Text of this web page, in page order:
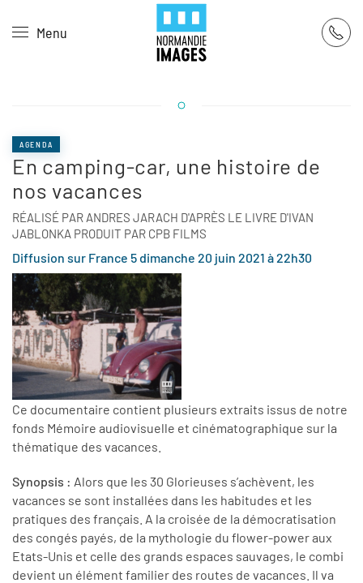
Skip to main content
Menu
AGENDA
En camping-car, une histoire de
nos vacances
RÉALISÉ PAR ANDRES JARACH D'APRÈS LE LIVRE D'IVAN
JABLONKA PRODUIT PAR CPB FILMS
Diffusion sur France 5 dimanche 20 juin 2021 à 22h30
Ce documentaire contient plusieurs extraits issus de notre
fonds Mémoire audiovisuelle et cinématographique sur la
thématique des vacances.
Synopsis : Alors que les 30 Glorieuses s’achèvent, les
vacances se sont installées dans les habitudes et les
pratiques des français. A la croisée de la démocratisation
des congés payés, de la mythologie du flower-power aux
Etats-Unis et celle des grands espaces sauvages, le combi
devient un élément familier des routes de vacances. Il va
Panneau de gestion des cookies